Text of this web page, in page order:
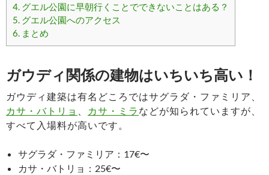
4. グエル公園に早朝行くことでできないことはある？
5. グエル公園へのアクセス
6. まとめ
ガウディ関係の建物はいちいち高い！
ガウディ建築は有名どころではサグラダ・ファミリア、
カサ・バトリョ 、 カサ・ミラなどが知られていますが、
すべて入場料が高いです。
サグラダ・ファミリア：17€〜
カサ・バトリョ：25€〜